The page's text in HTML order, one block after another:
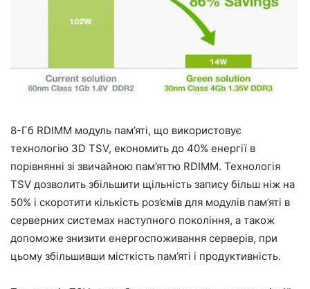
8-Гб RDIMM модуль пам’яті, що використовує
технологію 3D TSV, економить до 40% енергії в
порівнянні зі звичайною пам’яттю RDIMM. Технологія
TSV дозволить збільшити щільність запису більш ніж на
50% і скоротити кількість роз’ємів для модулів пам’яті в
серверних системах наступного покоління, а також
допоможе знизити енергоспоживання серверів, при
цьому збільшивши місткість пам’яті і продуктивність.